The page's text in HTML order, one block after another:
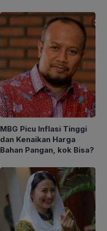
MBG Picu Inflasi Tinggi
dan Kenaikan Harga
Bahan Pangan, kok Bisa?